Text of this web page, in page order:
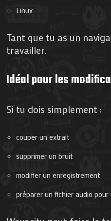
Linux
Tant que tu as un
travailler.
Idéal pour les
Si tu dois simplement :
couper un extrait
supprimer un bruit
modifier un enregistrement
préparer un fichier audio pour